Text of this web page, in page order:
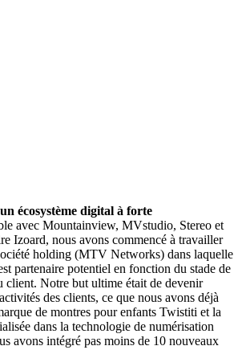
écosystème digital à forte
avec Mountainview, MVstudio, Stereo et
Izoard, nous avons commencé à travailler
holding (MTV Networks) dans laquelle
partenaire potentiel en fonction du stade de
client. Notre but ultime était de devenir
des clients, ce que nous avons déjà
de montres pour enfants Twistiti et la
dans la technologie de numérisation
avons intégré pas moins de 10 nouveaux